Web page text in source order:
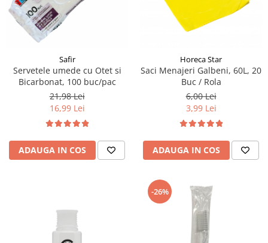
Intretinere masina de spalat
Insecticide si Capcane
Sapunuri
Solutii desfundat tevi
Safir
Servetele umede cu Otet si
Bicarbonat, 100 buc/pac
21,98 Lei
16,99 Lei
ADAUGA IN COS
Horeca Star
Saci Menajeri Galbeni, 60L, 20
Buc / Rola
6,00 Lei
3,99 Lei
ADAUGA IN COS
-26%